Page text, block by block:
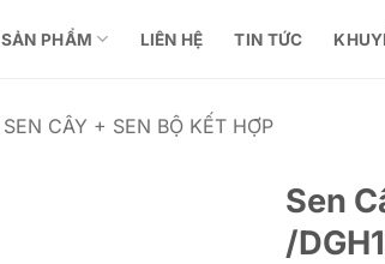
SẢN PHẨM LIÊN HỆ TIN TỨC
SEN CÂY + SEN BỘ KẾT HỢP
Sen
/